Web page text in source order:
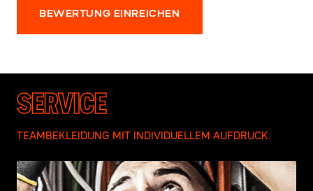
BEWERTUNG EINREICHEN
SERVICE
TEAMBEKLEIDUNG MIT INDIVIDUELLEM AUFDRUCK.